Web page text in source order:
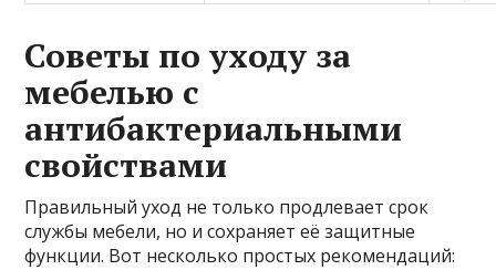
Советы по уходу за
мебелью с
антибактериальными
свойствами
Правильный уход не только продлевает срок
службы мебели, но и сохраняет её защитные
функции. Вот несколько простых рекомендаций: